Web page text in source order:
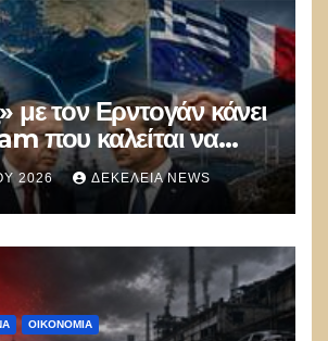
με τον Ερντογάν κάνει
που καλείται να
το καλώδιο
2026 ΔΕΚΈΛΕΙΑ NEWS
ΟΙΚΟΝΟΜΙΑ